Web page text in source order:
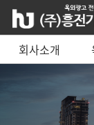
회사소개